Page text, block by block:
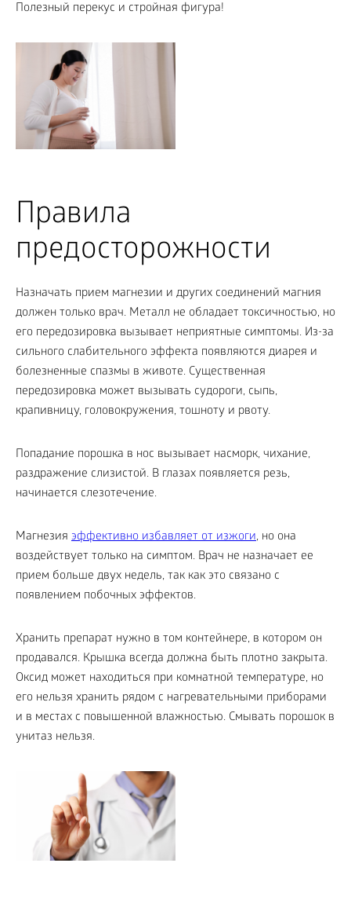
Полезный перекус и стройная фигура!
Правила
предосторожности
Назначать прием магнезии и других соединений магния
должен только врач. Металл не обладает токсичностью, но
его передозировка вызывает неприятные симптомы. Из-за
сильного слабительного эффекта появляются диарея и
болезненные спазмы в животе. Существенная
передозировка может вызывать судороги, сыпь,
крапивницу, головокружения, тошноту и рвоту.
Попадание порошка в нос вызывает насморк, чихание,
раздражение слизистой. В глазах появляется резь,
начинается слезотечение.
Магнезия эффективно избавляет от изжоги, но она
воздействует только на симптом. Врач не назначает ее
прием больше двух недель, так как это связано с
появлением побочных эффектов.
Хранить препарат нужно в том контейнере, в котором он
продавался. Крышка всегда должна быть плотно закрыта.
Оксид может находиться при комнатной температуре, но
его нельзя хранить рядом с нагревательными приборами
и в местах с повышенной влажностью. Смывать порошок в
унитаз нельзя.